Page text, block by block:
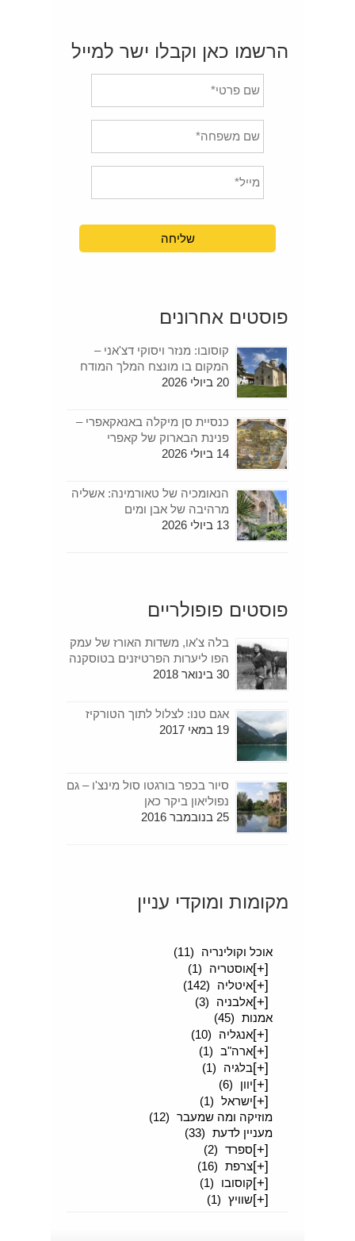
הרשמו כאן וקבלו ישר למייל
פוסטים אחרונים
קוסובו: מנזר ויסוקי דצ'אני –
המקום בו מונצח המלך המודח
20 ביולי 2026
כנסיית סן מיקלה באנאקאפרי –
פנינת הבארוק של קאפרי
14 ביולי 2026
הנאומכיה של טאורמינה: אשליה
מרהיבה של אבן ומים
13 ביולי 2026
פוסטים פופולריים
בלה צ'או, משדות האורז של עמק
הפו ליערות הפרטיזנים בטוסקנה
30 בינואר 2018
אגם טנו: לצלול לתוך הטורקיז
19 במאי 2017
סיור בכפר בורגטו סול מינצ'ו – גם
נפוליאון ביקר כאן
25 בנובמבר 2016
מקומות ומוקדי עניין
אוכל וקולינריה
(11)
[+]אוסטריה (1)
[+]איטליה (142)
[+]אלבניה
(3)
אמנות (45)
[+]אנגליה (10)
[+]ארה"ב (1)
[+]בלגיה (1)
[+]יוון (6)
[+]ישראל (1)
מוזיקה ומה שמעבר (12)
מעניין לדעת (33)
[+]ספרד (2)
[+]צרפת (16)
[+]קוסובו (1)
[+]שוויץ (1)